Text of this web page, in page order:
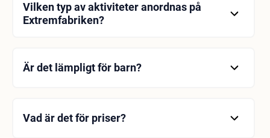
Vilken typ av aktiviteter anordnas på
Extremfabriken?
Är det lämpligt för barn?
Vad är det för priser?